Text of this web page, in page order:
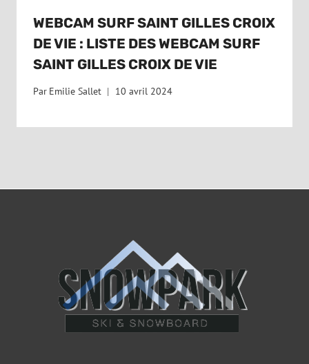
WEBCAM SURF SAINT GILLES CROIX
DE VIE : LISTE DES WEBCAM SURF
SAINT GILLES CROIX DE VIE
Par Emilie Sallet 10 avril 2024